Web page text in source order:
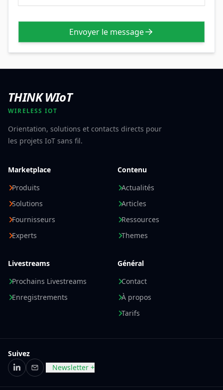
Envoyer le message
THINK WIoT
WIRELESS IOT
Orientation, solutions et contacts directs pour
les projets IoT sans fil.
Marketplace
Produits
Solutions
Fournisseurs
Experts
Contenu
Actualités
Articles
Ressources
Themes
Livestreams
Prochains Livestreams
Enregistrements
Général
Contact
À propos
Tarifs
Suivez
LinkedIn
E-mailNewsletter +